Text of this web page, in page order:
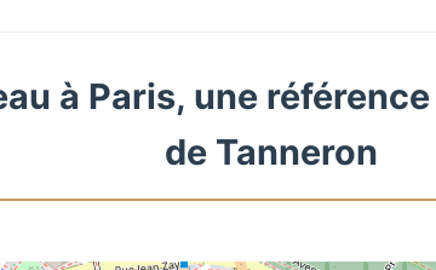
à Paris, une
de Tanneron